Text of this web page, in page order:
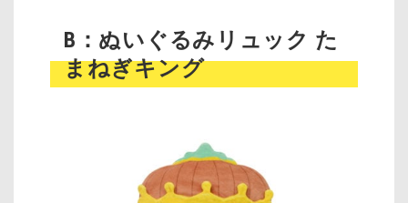
B：ぬいぐるみリュック た
まねぎキング